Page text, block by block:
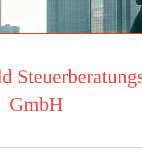
GmbH